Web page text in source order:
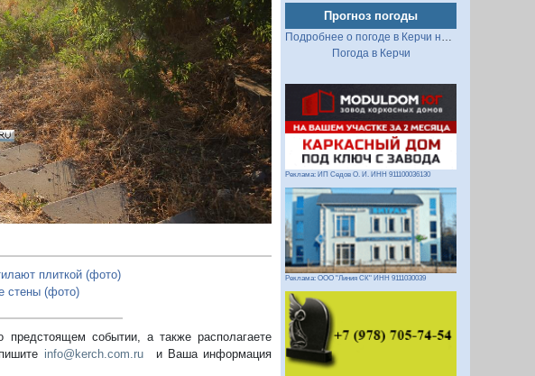
Следующий
плиткой (фото)
стены (фото)
событии, а также располагаете
пишите info@kerch.com.ru и Ваша информация
Прогноз погоды
Подробнее о погоде в Керчи на 2 недели
Погода в Керчи
Реклама: ИП Седов О. И. ИНН 911100036130
Реклама: ООО "Линия СК" ИНН 9111030039